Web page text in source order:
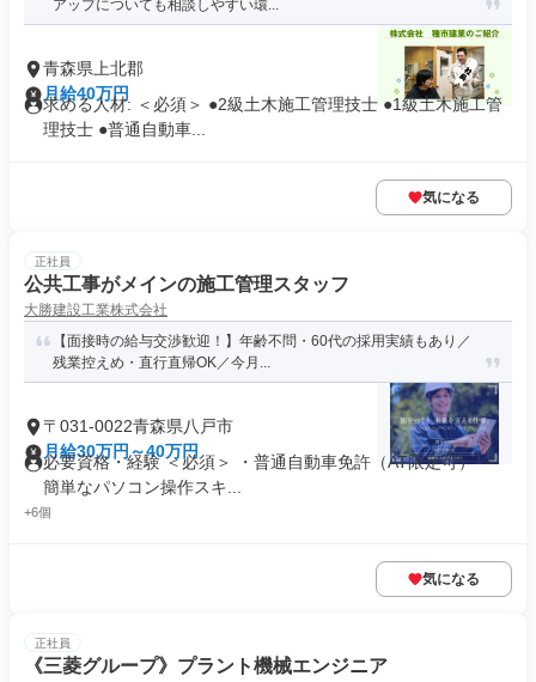
アップについても相談しやすい環...
青森県上北郡
月給40万円
求める人材: ＜必須＞ ●2級土木施工管理技士 ●1級土木施工管
理技士 ●普通自動車...
気になる
正社員
公共工事がメインの施工管理スタッフ
大勝建設工業株式会社
【面接時の給与交渉歓迎！】年齢不問・60代の採用実績もあり／
残業控えめ・直行直帰OK／今月...
〒031-0022青森県八戸市
月給30万円～40万円
必要資格・経験 ＜必須＞ ・普通自動車免許（AT限定可） ・
簡単なパソコン操作スキ...
+6個
気になる
正社員
《三菱グループ》プラント機械エンジニア